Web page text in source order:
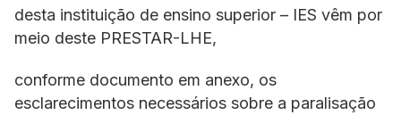
desta instituição de ensino superior – IES vêm por
meio deste PRESTAR-LHE,
conforme documento em anexo, os
esclarecimentos necessários sobre a paralisação